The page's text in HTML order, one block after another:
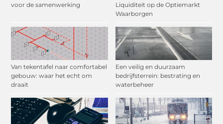
voor de samenwerking
Liquiditeit op de Optiemarkt
Waarborgen
Van tekentafel naar comfortabel
gebouw: waar het echt om
draait
Een veilig en duurzaam
bedrijfsterrein: bestrating en
waterbeheer